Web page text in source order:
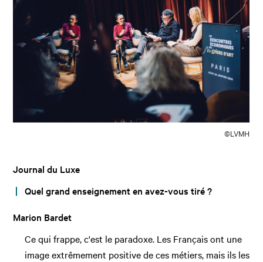
©LVMH
Journal du Luxe
Quel grand enseignement en avez-vous tiré ?
Marion Bardet
Ce qui frappe, c'est le paradoxe. Les Français ont une
image extrêmement positive de ces métiers, mais ils les